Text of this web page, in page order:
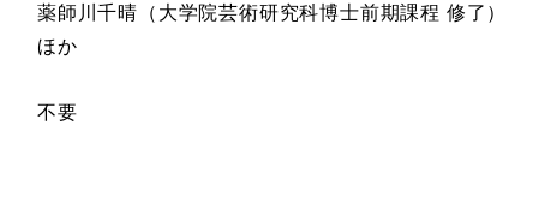
薬師川千晴（大学院芸術研究科博士前期課程 修了）
ほか
不要